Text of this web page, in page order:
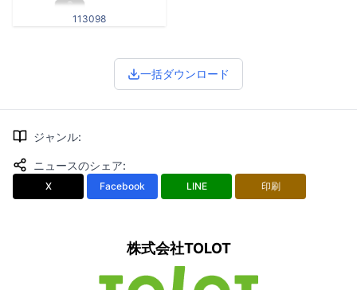
113098
一括ダウンロード
ジャンル:
ニュースのシェア:
X Facebook LINE 印刷
株式会社TOLOT